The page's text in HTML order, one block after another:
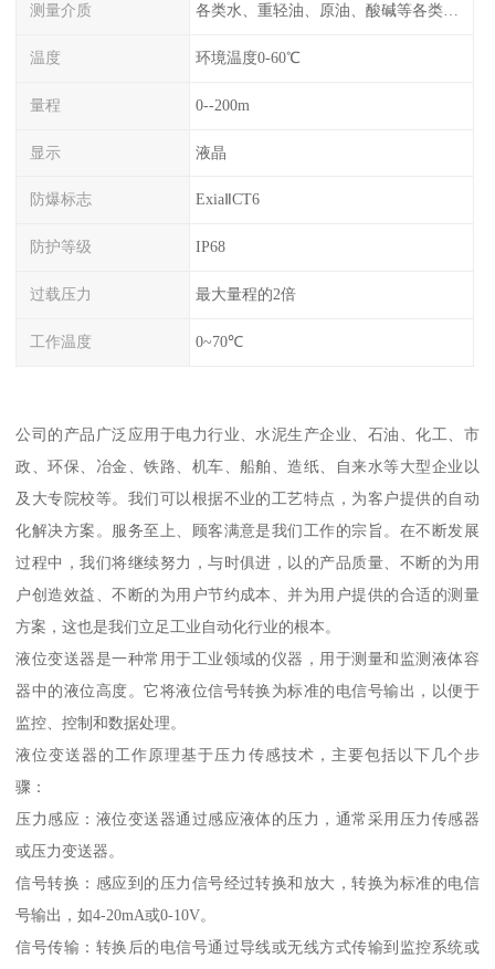
测量介质 各类水、重轻油、原油、酸碱等各类腐蚀液
温度 环境温度0-60℃
量程 0--200m
显示 液晶
防爆标志 ExiaⅡCT6
防护等级 IP68
过载压力 最大量程的2倍
工作温度 0~70℃
公司的产品广泛应用于电力行业、水泥生产企业、石油、化工、市
政、环保、冶金、铁路、机车、船舶、造纸、自来水等大型企业以
及大专院校等。我们可以根据不业的工艺特点，为客户提供的自动
化解决方案。服务至上、顾客满意是我们工作的宗旨。在不断发展
过程中，我们将继续努力，与时俱进，以的产品质量、不断的为用
户创造效益、不断的为用户节约成本、并为用户提供的合适的测量
方案，这也是我们立足工业自动化行业的根本。
液位变送器是一种常用于工业领域的仪器，用于测量和监测液体容
器中的液位高度。它将液位信号转换为标准的电信号输出，以便于
监控、控制和数据处理。
液位变送器的工作原理基于压力传感技术，主要包括以下几个步
骤：
压力感应：液位变送器通过感应液体的压力，通常采用压力传感器
或压力变送器。
信号转换：感应到的压力信号经过转换和放大，转换为标准的电信
号输出，如4-20mA或0-10V。
信号传输：转换后的电信号通过导线或无线方式传输到监控系统或